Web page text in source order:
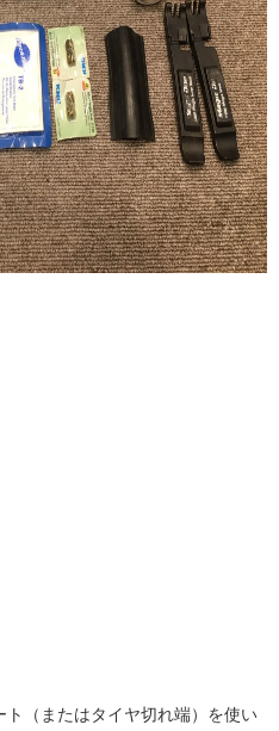
（またはタイヤ切れ端）を使い